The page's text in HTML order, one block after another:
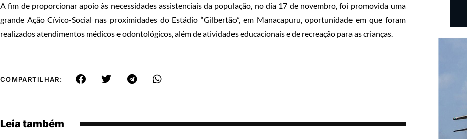
A fim de proporcionar apoio às necessidades assistenciais da população, no dia 17 de novembro, foi promovida uma
grande Ação Cívico-Social nas proximidades do Estádio “Gilbertão”, em Manacapuru, oportunidade em que foram
realizados atendimentos médicos e odontológicos, além de atividades educacionais e de recreação para as crianças.
COMPARTILHAR:
Leia também